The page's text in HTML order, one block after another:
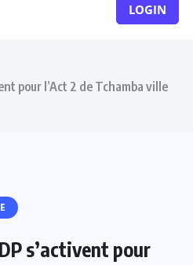
LOGIN
pour l’Act 2 de Tchamba ville
s’activent pour